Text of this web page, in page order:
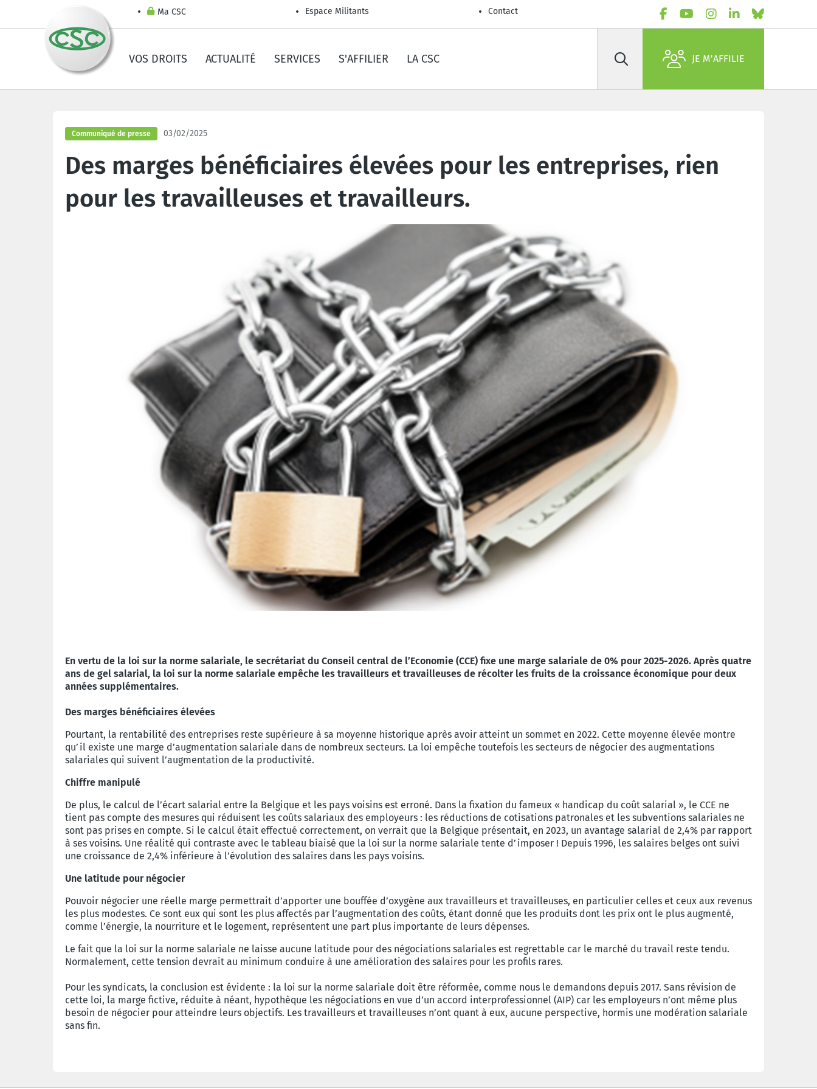
Ma CSC Espace Militants Contact
VOS DROITS ACTUALITÉ SERVICES S'AFFILIER LA CSC Rechercher JE M'AFFILIE
Communiqué de presse 03/02/2025
Des marges bénéficiaires élevées pour les entreprises, rien
pour les travailleuses et travailleurs.
En vertu de la loi sur la norme salariale, le secrétariat du Conseil central de l’Economie (CCE) fixe une marge salariale de 0% pour 2025-2026. Après quatre
ans de gel salarial, la loi sur la norme salariale empêche les travailleurs et travailleuses de récolter les fruits de la croissance économique pour deux
années supplémentaires.
Des marges bénéficiaires élevées
Pourtant, la rentabilité des entreprises reste supérieure à sa moyenne historique après avoir atteint un sommet en 2022. Cette moyenne élevée montre
qu’il existe une marge d’augmentation salariale dans de nombreux secteurs. La loi empêche toutefois les secteurs de négocier des augmentations
salariales qui suivent l’augmentation de la productivité.
Chiffre manipulé
De plus, le calcul de l’écart salarial entre la Belgique et les pays voisins est erroné. Dans la fixation du fameux « handicap du coût salarial », le CCE ne
tient pas compte des mesures qui réduisent les coûts salariaux des employeurs : les réductions de cotisations patronales et les subventions salariales ne
sont pas prises en compte. Si le calcul était effectué correctement, on verrait que la Belgique présentait, en 2023, un avantage salarial de 2,4% par rapport
à ses voisins. Une réalité qui contraste avec le tableau biaisé que la loi sur la norme salariale tente d’imposer ! Depuis 1996, les salaires belges ont suivi
une croissance de 2,4% inférieure à l’évolution des salaires dans les pays voisins.
Une latitude pour négocier
Pouvoir négocier une réelle marge permettrait d’apporter une bouffée d’oxygène aux travailleurs et travailleuses, en particulier celles et ceux aux revenus
les plus modestes. Ce sont eux qui sont les plus affectés par l’augmentation des coûts, étant donné que les produits dont les prix ont le plus augmenté,
comme l’énergie, la nourriture et le logement, représentent une part plus importante de leurs dépenses.
Le fait que la loi sur la norme salariale ne laisse aucune latitude pour des négociations salariales est regrettable car le marché du travail reste tendu.
Normalement, cette tension devrait au minimum conduire à une amélioration des salaires pour les profils rares.
Pour les syndicats, la conclusion est évidente : la loi sur la norme salariale doit être réformée, comme nous le demandons depuis 2017. Sans révision de
cette loi, la marge fictive, réduite à néant, hypothèque les négociations en vue d’un accord interprofessionnel (AIP) car les employeurs n’ont même plus
besoin de négocier pour atteindre leurs objectifs. Les travailleurs et travailleuses n’ont quant à eux, aucune perspective, hormis une modération salariale
sans fin.